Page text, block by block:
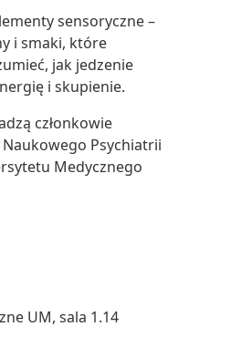
sensoryczne –
i smaki, które
jak jedzenie
i skupienie.
członkowie
Naukowego Psychiatrii
Medycznego
UM, sala 1.14